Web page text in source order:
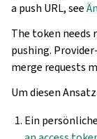
a push URL, see
The token needs
pushing.
merge requests
Um diesen
Ein